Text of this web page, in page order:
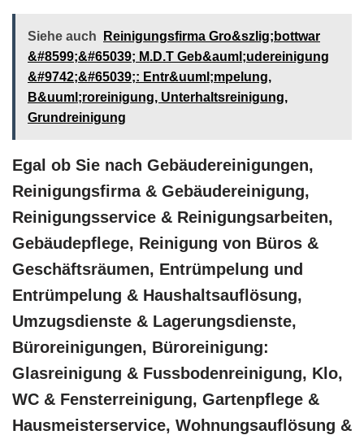
Siehe auch
Reinigungsfirma Gro&szlig;bottwar
&#8599;&#65039; M.D.T Geb&auml;udereinigung
&#9742;&#65039;: Entr&uuml;mpelung,
B&uuml;roreinigung, Unterhaltsreinigung,
Grundreinigung
Egal ob Sie nach Gebäudereinigungen,
Reinigungsfirma & Gebäudereinigung,
Reinigungsservice & Reinigungsarbeiten,
Gebäudepflege, Reinigung von Büros &
Geschäftsräumen, Entrümpelung und
Entrümpelung & Haushaltsauflösung,
Umzugsdienste & Lagerungsdienste,
Büroreinigungen, Büroreinigung:
Glasreinigung & Fussbodenreinigung, Klo,
WC & Fensterreinigung, Gartenpflege &
Hausmeisterservice, Wohnungsauflösung &